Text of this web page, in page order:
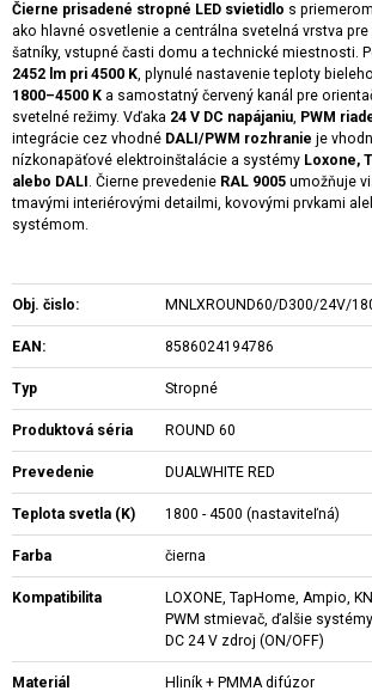
Čierne prisadené stropné LED svietidlo s priemerom
ako hlavné osvetlenie a centrálna svetelná vrstva pre
šatníky, vstupné časti domu a technické miestnosti.
2452 lm pri 4500 K, plynulé nastavenie teploty
1800–4500 K a samostatný červený kanál pre
svetelné režimy. Vďaka 24 V DC napájaniu, PWM
integrácie cez vhodné DALI/PWM rozhranie je
nízkonapäťové elektroinštalácie a systémy Loxone,
alebo DALI . Čierne prevedenie RAL 9005 umožňuje
tmavými interiérovými detailmi, kovovými prvkami
systémom.
Obj. čislo: MNLXROUND60/D300/24V/
EAN: 8586024194786
Typ Stropné
Produktová séria ROUND 60
Prevedenie DUALWHITE RED
Teplota svetla (K) 1800 - 4500 (nastaviteľná)
Farba čierna
Kompatibilita
LOXONE, TapHome, Ampio,
PWM stmievač, ďalšie
DC 24 V zdroj (ON/OFF)
Materiál Hliník + PMMA difúzor